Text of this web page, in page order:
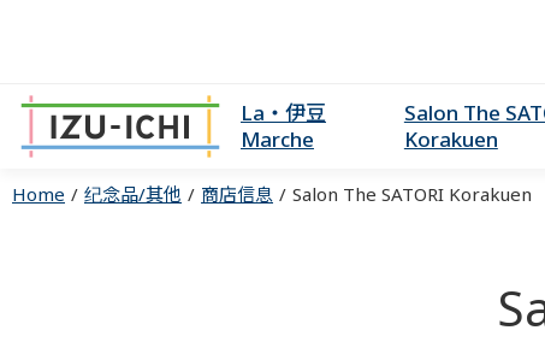
La・伊豆
Marche
Salon The
Korakuen
Home 纪念品/其他 商店信息 Salon The SATORI Korakuen